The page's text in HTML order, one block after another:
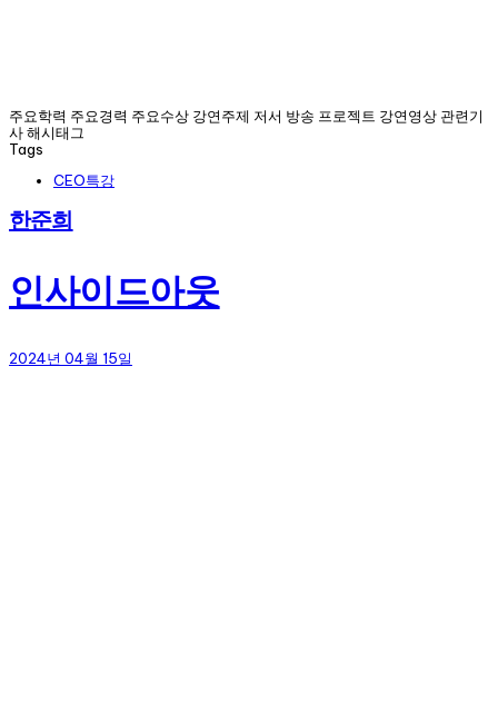
주요학력 주요경력 주요수상 강연주제 저서 방송 프로젝트 강연영상 관련기
사 해시태그
Tags
CEO특강
한준희
인사이드아웃
2024년 04월 15일